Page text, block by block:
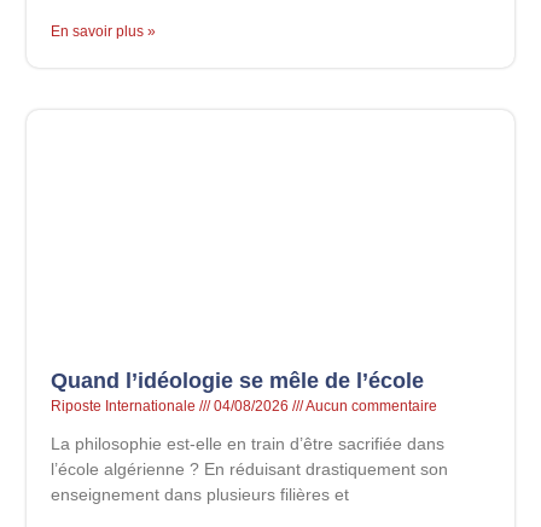
En savoir plus »
Quand l’idéologie se mêle de l’école
Riposte Internationale 04/08/2026 Aucun commentaire
La philosophie est-elle en train d’être sacrifiée dans
l’école algérienne ? En réduisant drastiquement son
enseignement dans plusieurs filières et